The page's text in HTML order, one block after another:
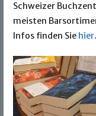
Schweizer
meisten
Infos finden Sie hier.